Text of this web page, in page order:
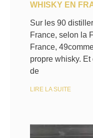
WHISKY EN
Sur les 90
France, selon la
France,
propre whisky.
de
LIRE LA SUITE